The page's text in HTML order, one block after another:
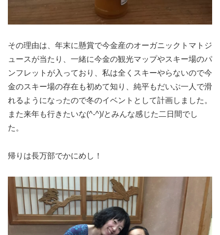
その理由は、年末に懸賞で今金産のオーガニックトマトジ
ュースが当たり、一緒に今金の観光マップやスキー場のパ
ンフレットが入っており、私は全くスキーやらないので今
金のスキー場の存在も初めて知り、純平もだいぶ一人で滑
れるようになったので冬のイベントとして計画しました。
また来年も行きたいな(^-^)/とみんな感じた二日間でし
た。
帰りは長万部でかにめし！